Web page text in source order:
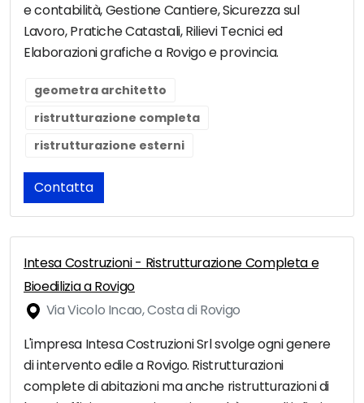
e contabilità, Gestione Cantiere, Sicurezza sul
Lavoro, Pratiche Catastali, Rilievi Tecnici ed
Elaborazioni grafiche a Rovigo e provincia.
geometra architetto
ristrutturazione completa
ristrutturazione esterni
Contatta
Intesa Costruzioni - Ristrutturazione Completa e
Bioedilizia a Rovigo
Via Vicolo Incao, Costa di Rovigo
L'impresa Intesa Costruzioni Srl svolge ogni genere
di intervento edile a Rovigo. Ristrutturazioni
complete di abitazioni ma anche ristrutturazioni di